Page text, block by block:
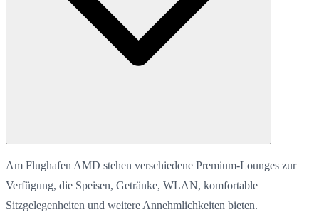
Am Flughafen AMD stehen verschiedene Premium-Lounges zur
Verfügung, die Speisen, Getränke, WLAN, komfortable
Sitzgelegenheiten und weitere Annehmlichkeiten bieten.